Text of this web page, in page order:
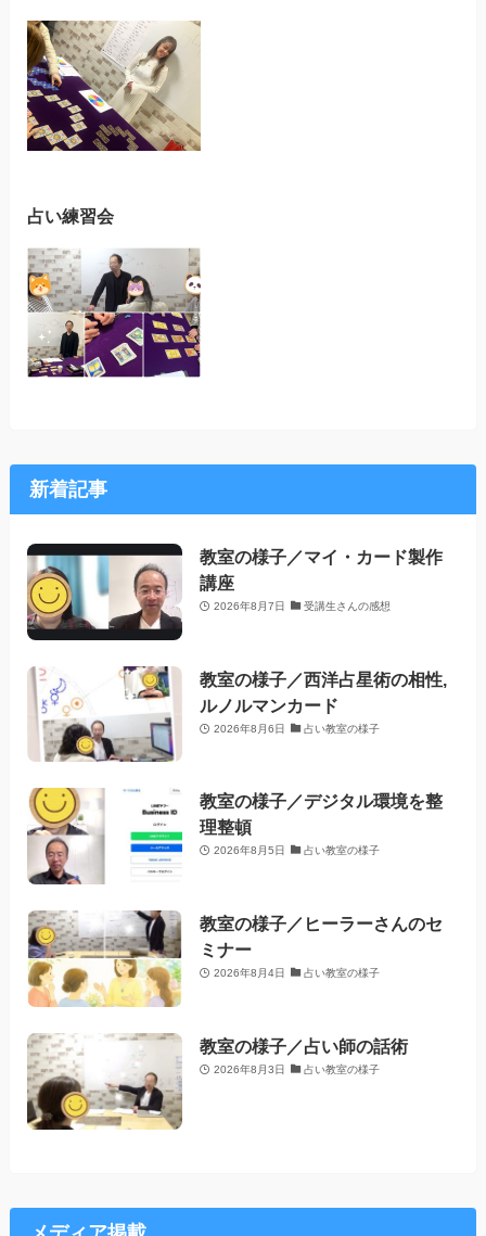
占い練習会
新着記事
教室の様子／マイ・カード製作
講座
2026年8月7日 受講生さんの感想
教室の様子／西洋占星術の相性,
ルノルマンカード
2026年8月6日 占い教室の様子
教室の様子／デジタル環境を整
理整頓
2026年8月5日 占い教室の様子
教室の様子／ヒーラーさんのセ
ミナー
2026年8月4日 占い教室の様子
教室の様子／占い師の話術
2026年8月3日 占い教室の様子